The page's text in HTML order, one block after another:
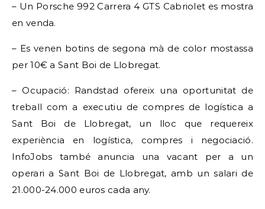
– Un Porsche 992 Carrera 4 GTS Cabriolet es mostra
en venda.
– Es venen botins de segona mà de color mostassa
per 10€ a Sant Boi de Llobregat.
– Ocupació: Randstad ofereix una oportunitat de
treball com a executiu de compres de logística a
Sant Boi de Llobregat, un lloc que requereix
experiència en logística, compres i negociació.
InfoJobs també anuncia una vacant per a un
operari a Sant Boi de Llobregat, amb un salari de
21.000-24.000 euros cada any.